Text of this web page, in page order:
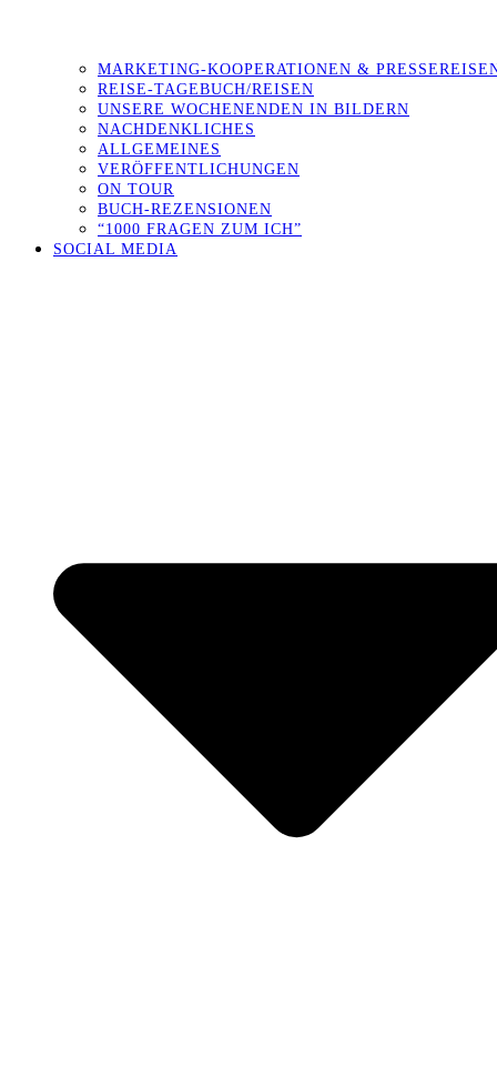
MARKETING-KOOPERATIONEN &
REISE-TAGEBUCH/REISEN
UNSERE WOCHENENDEN IN BILDERN
NACHDENKLICHES
ALLGEMEINES
VERÖFFENTLICHUNGEN
ON TOUR
BUCH-REZENSIONEN
“1000 FRAGEN ZUM ICH”
SOCIAL MEDIA